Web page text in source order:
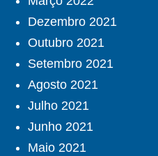
Dezembro 2021
Outubro 2021
Setembro 2021
Agosto 2021
Julho 2021
Junho 2021
Maio 2021